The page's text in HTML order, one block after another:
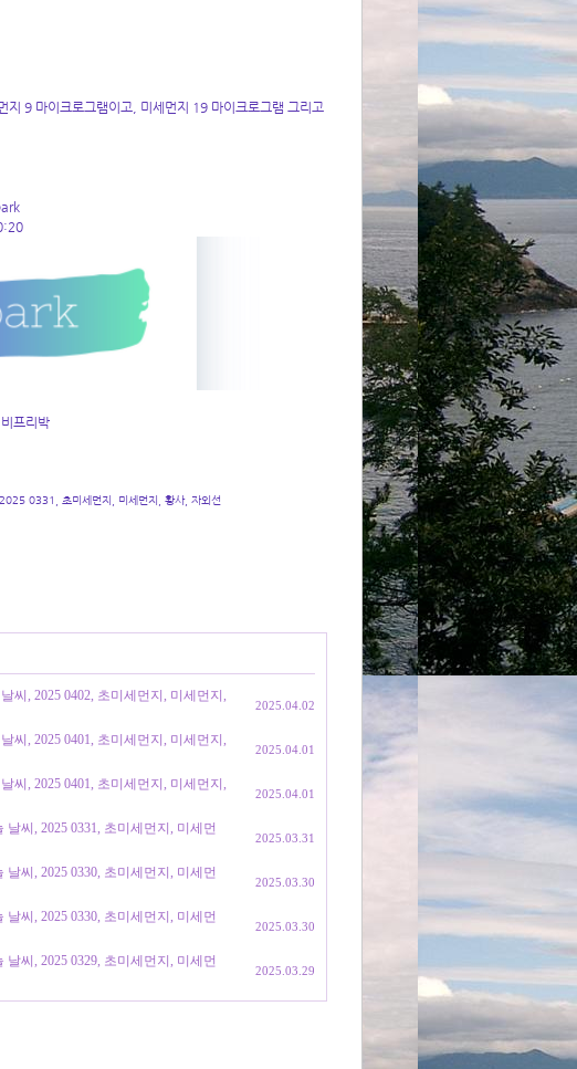
지 9 마이크로그램이고, 미세먼지 19 마이크로그램 그리고
프리박
0331, 초미세먼지, 미세먼지, 황사, 자외선
씨, 2025 0402, 초미세먼지, 미세먼지,
2025.04.02
씨, 2025 0401, 초미세먼지, 미세먼지,
2025.04.01
씨, 2025 0401, 초미세먼지, 미세먼지,
2025.04.01
씨, 2025 0331, 초미세먼지, 미세먼
2025.03.31
씨, 2025 0330, 초미세먼지, 미세먼
2025.03.30
씨, 2025 0330, 초미세먼지, 미세먼
2025.03.30
씨, 2025 0329, 초미세먼지, 미세먼
2025.03.29